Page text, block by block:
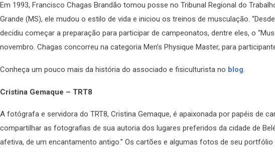
Em 1993, Francisco Chagas Brandão tomou posse no Tribunal Regional do
Grande (MS), ele mudou o estilo de vida e iniciou os treinos de musculação.
decidiu começar a preparação para participar de campeonatos, dentre eles, o
novembro. Chagas concorreu na categoria Men’s Physique Master, para
Conheça um pouco mais da história do associado e fisiculturista no blog.
Cristina Gemaque – TRT8
A fotógrafa e servidora do TRT8, Cristina Gemaque, é apaixonada por papéis de
compartilhar as fotografias de sua autoria dos lugares preferidos da cidade de
afetiva, de um encantamento antigo.” Os cartões e algumas fotos de seu